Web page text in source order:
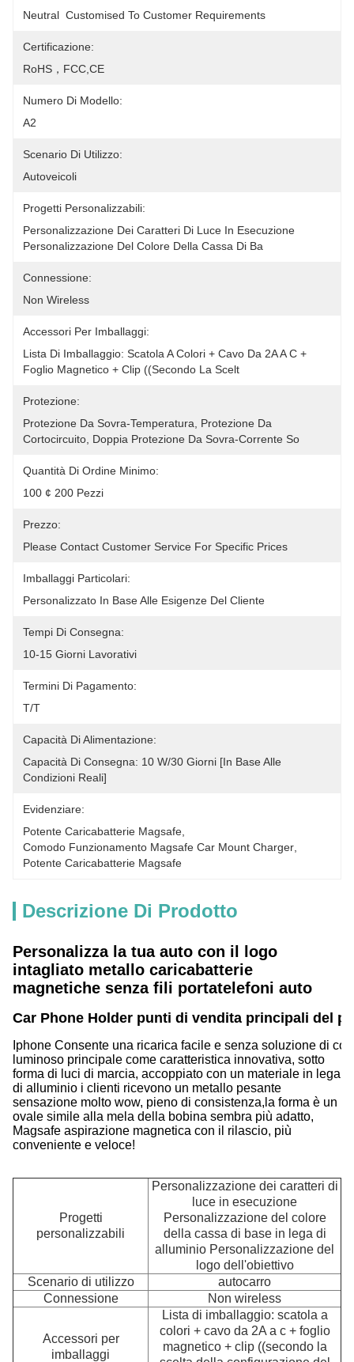
Neutral  Customised To Customer Requirements
Certificazione:
RoHS，FCC,CE
Numero Di Modello:
A2
Scenario Di Utilizzo:
Autoveicoli
Progetti Personalizzabili:
Personalizzazione Dei Caratteri Di Luce In Esecuzione
Personalizzazione Del Colore Della Cassa Di Ba
Connessione:
Non Wireless
Accessori Per Imballaggi:
Lista Di Imballaggio: Scatola A Colori + Cavo Da 2A A C +
Foglio Magnetico + Clip ((secondo La Scelt
Protezione:
Protezione Da Sovra-Temperatura, Protezione Da
Cortocircuito, Doppia Protezione Da Sovra-Corrente So
Quantità Di Ordine Minimo:
100 ¢ 200 Pezzi
Prezzo:
Please Contact Customer Service For Specific Prices
Imballaggi Particolari:
Personalizzato In Base Alle Esigenze Del Cliente
Tempi Di Consegna:
10-15 Giorni Lavorativi
Termini Di Pagamento:
T/T
Capacità Di Alimentazione:
Capacità Di Consegna: 10 W/30 Giorni [in Base Alle
Condizioni Reali]
Evidenziare:
Potente Caricabatterie Magsafe
Comodo Funzionamento Magsafe Car Mount Charger
Potente Caricabatterie Magsafe
Descrizione Di Prodotto
Personalizza la tua auto con il logo
intagliato metallo caricabatterie
magnetiche senza fili portatelefoni auto
Car Phone Holder punti di vendita principali del
Iphone Consente una ricarica facile e senza soluzione di
luminoso principale come caratteristica innovativa, sotto
forma di luci di marcia, accoppiato con un materiale in lega
di alluminio i clienti ricevono un metallo pesante
sensazione molto wow, pieno di consistenza,la forma è un
ovale simile alla mela della bobina sembra più adatto,
Magsafe aspirazione magnetica con il rilascio, più
conveniente e veloce!
Progetti
personalizzabili
Personalizzazione dei caratteri di
luce in esecuzione
Personalizzazione del colore
della cassa di base in lega di
alluminio Personalizzazione del
logo dell'obiettivo
Scenario di utilizzo
autocarro
Connessione
Non wireless
Accessori per
imballaggi
Lista di imballaggio: scatola a
colori + cavo da 2A a c + foglio
magnetico + clip ((secondo la